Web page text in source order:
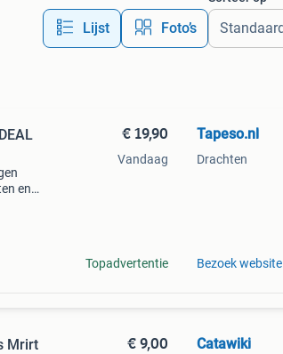
Lijst Foto’s
en
€ 19,90
Vandaag
Topadvertentie
Tapeso.nl
Drachten
Bezoek website
Mrirt
€ 9,00 Catawiki